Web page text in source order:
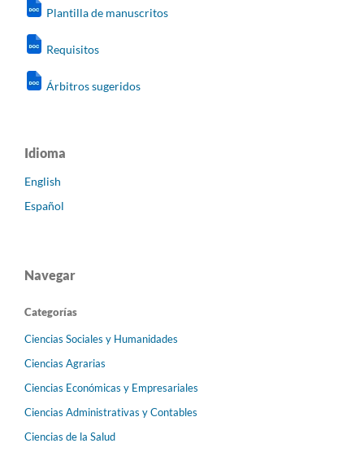
Plantilla de manuscritos
Requisitos
Árbitros sugeridos
Idioma
English
Español
Navegar
Categorías
Ciencias Sociales y Humanidades
Ciencias Agrarias
Ciencias Económicas y Empresariales
Ciencias Administrativas y Contables
Ciencias de la Salud